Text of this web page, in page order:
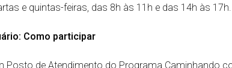
e quintas-feiras, das 8h às 11h e das 14h às 17h.
Como participar